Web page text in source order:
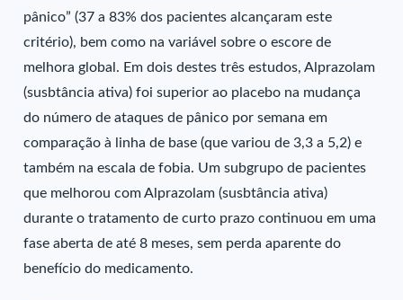
pânico” (37 a 83% dos pacientes alcançaram este
critério), bem como na variável sobre o escore de
melhora global. Em dois destes três estudos, Alprazolam
(susbtância ativa) foi superior ao placebo na mudança
do número de ataques de pânico por semana em
comparação à linha de base (que variou de 3,3 a 5,2) e
também na escala de fobia. Um subgrupo de pacientes
que melhorou com Alprazolam (susbtância ativa)
durante o tratamento de curto prazo continuou em uma
fase aberta de até 8 meses, sem perda aparente do
benefício do medicamento.